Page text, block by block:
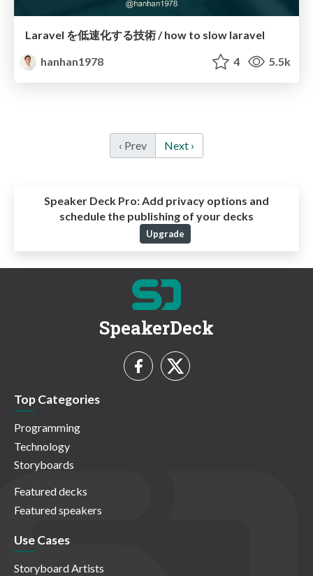
Laravel を低速化する技術 / how to slow laravel
hanhan1978
4 5.5k
‹ Prev Next ›
Speaker Deck Pro:Add privacy options and
schedule the publishing of your decks
Upgrade
SpeakerDeck
Top Categories
Programming
Technology
Storyboards
Featured decks
Featured speakers
Use Cases
Storyboard Artists